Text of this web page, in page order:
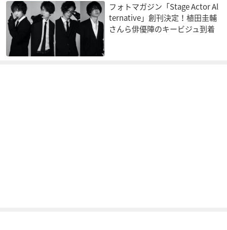
フォトマガジン「Stage Actor Al
ternative」創刊決定！植田圭輔
さんら俳優陣のキービジュ到着